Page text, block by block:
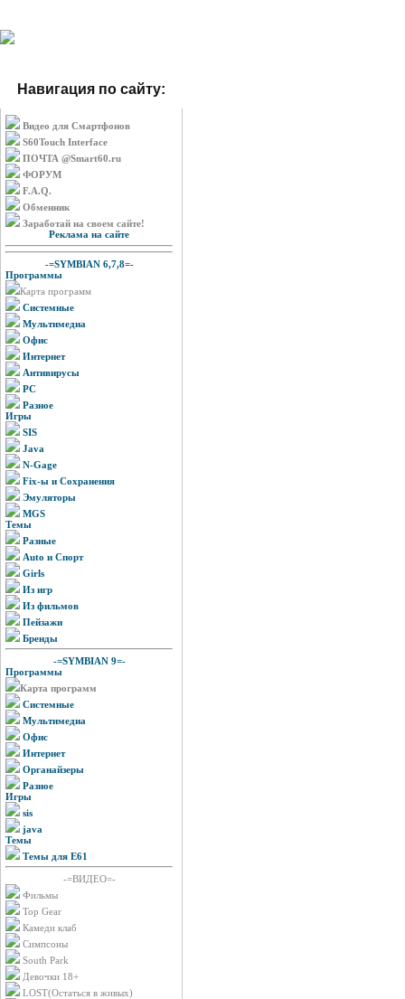
Навигация по сайту:
Видео для Смартфонов
S60Touch Interface
ПОЧТА @Smart60.ru
ФОРУМ
F.A.Q.
Обменник
Заработай на своем сайте!
Реклама на сайте
-=SYMBIAN 6,7,8=-
Программы
Карта программ
Системные
Мультимедиа
Офис
Интернет
Антивирусы
PC
Разное
Игры
SIS
Java
N-Gage
Fix-ы и Сохранения
Эмуляторы
MGS
Темы
Разные
Auto и Спорт
Girls
Из игр
Из фильмов
Пейзажи
Бренды
-=SYMBIAN 9=-
Программы
Карта программ
Системные
Мультимедиа
Офис
Интернет
Органайзеры
Разное
Игры
sis
java
Темы
Темы для E61
-=ВИДЕО=-
Фильмы
Top Gear
Камеди клаб
Симпсоны
South Park
Девочки 18+
LOST(Остаться в живых)